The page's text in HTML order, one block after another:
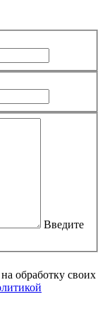
Введите
обработку своих